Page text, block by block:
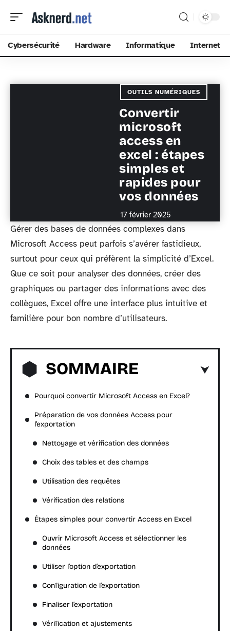
Cybersécurité Hardware Informatique Internet
OUTILS NUMÉRIQUES
Convertir
microsoft
access en
excel : étapes
simples et
rapides pour
vos données
17 février 2025
Gérer des bases de données complexes dans
Microsoft Access peut parfois s’avérer fastidieux,
surtout pour ceux qui préfèrent la simplicité d’Excel.
Que ce soit pour analyser des données, créer des
graphiques ou partager des informations avec des
collègues, Excel offre une interface plus intuitive et
familière pour bon nombre d’utilisateurs.
SOMMAIRE
Pourquoi convertir Microsoft Access en Excel?
Préparation de vos données Access pour
l’exportation
Nettoyage et vérification des données
Choix des tables et des champs
Utilisation des requêtes
Vérification des relations
Étapes simples pour convertir Access en Excel
Ouvrir Microsoft Access et sélectionner les
données
Utiliser l’option d’exportation
Configuration de l’exportation
Finaliser l’exportation
Vérification et ajustements